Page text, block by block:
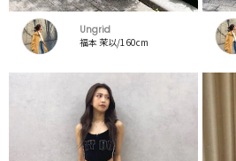
Ungrid
福本 茉以/160cm